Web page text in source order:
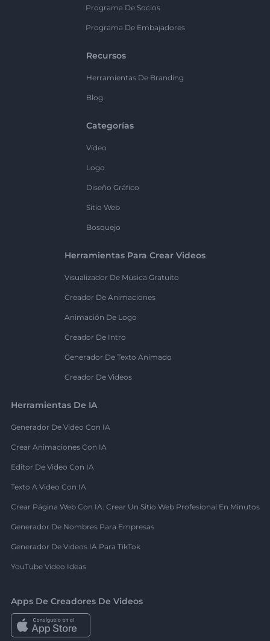
Programa De Socios
Programa De Embajadores
Recursos
Herramientas De Branding
Blog
Categorías
Vídeo
Logo
Diseño Gráfico
Sitio Web
Bosquejo
Herramientas Para Crear Videos
Visualizador De Música Gratuito
Creador De Animaciones
Animación De Logo
Creador De Intro
Generador De Texto Animado
Creador De Videos
Herramientas De IA
Generador De Video Con IA
Crear Animaciones Con IA
Editor De Video Con IA
Texto A Video Con IA
Crear Página Web Con IA: Crear Un Sitio Web Profesional En Minutos
Generador De Nombres Para Empresas
Generador De Videos IA Para TikTok
YouTube Video Ideas
Apps De Creadores De Videos